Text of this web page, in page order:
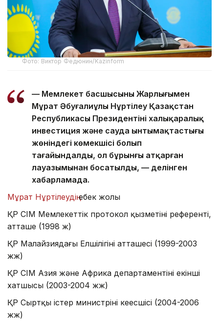
Фото: Виктор Федюнин/Kazinform
— Мемлекет басшысының Жарлығымен
Мұрат Әбуғалиұлы Нұртілеу Қазақстан
Республикасы Президентінің халықаралық
инвестиция және сауда ынтымақтастығы
жөніндегі көмекшісі болып
тағайындалды, ол бұрынғы атқарған
лауазымынан босатылды, — делінген
хабарламада.
Мұрат Нұртілеудіңеңбек жолы
ҚР СІМ Мемлекеттік протокол қызметінің референті,
атташе (1998 ж)
ҚР Малайзиядағы Елшілігінің атташесі (1999-2003
жж)
ҚР СІМ Азия және Африка департаментінің екінші
хатшысы (2003-2004 жж)
ҚР Сыртқы істер министрінің кеңесшісі (2004-2006
жж)